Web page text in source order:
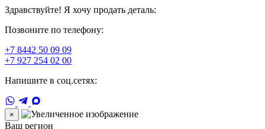
Здравствуйте! Я хочу продать деталь:
Позвоните по телефону:
+7 8442 50 09 09
+7 927 254 02 00
Напишите в соц.сетях:
×
Ваш регион